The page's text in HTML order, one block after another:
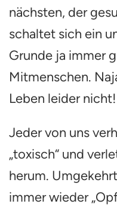
nächsten, der
schaltet sich ein
Grunde ja immer
Mitmenschen.
Leben leider nicht!
Jeder von uns
„toxisch“ und
herum.
immer wieder